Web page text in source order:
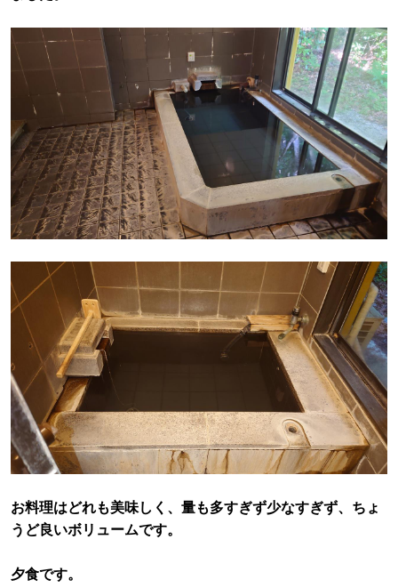
お料理はどれも美味しく、量も多すぎず少なすぎず、ちょ
うど良いボリュームです。
夕食です。